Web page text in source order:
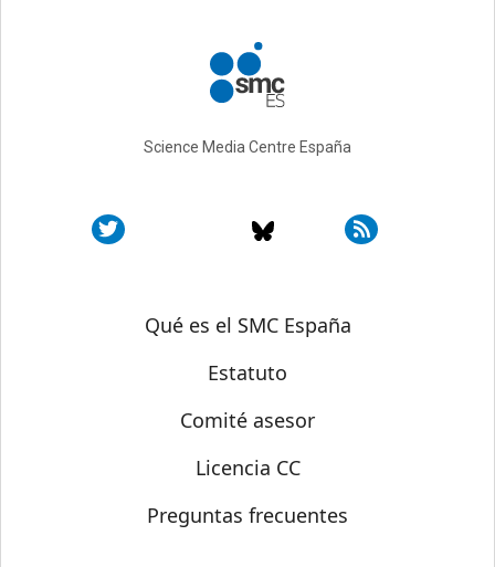
Science Media Centre España
Sobre SMC España
Qué es el SMC España
Estatuto
Comité asesor
Licencia CC
Preguntas frecuentes